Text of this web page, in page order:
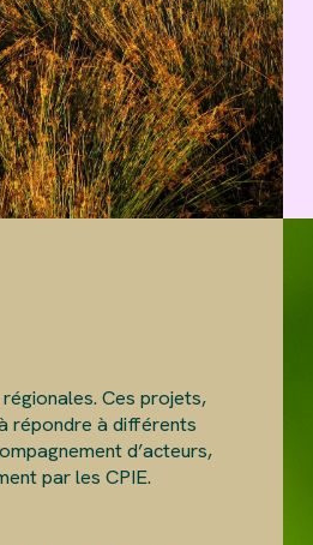
régionales. Ces projets,
répondre à différents
d’acteurs,
par les CPIE.